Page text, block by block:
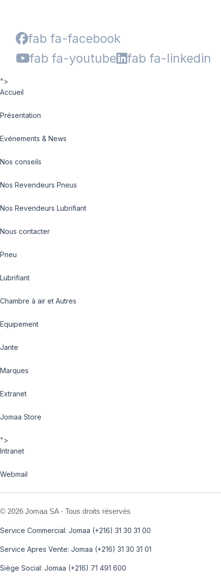
fab fa-facebook
fab fa-youtube
fab fa-linkedin
">
Accueil
Présentation
Evénements & News
Nos conseils
Nos Revendeurs Pneus
Nos Revendeurs Lubrifiant
Nous contacter
Pneu
Lubrifiant
Chambre à air et Autres
Equipement
Jante
Marques
Extranet
Jomaa Store
">
Intranet
Webmail
© 2026 Jomaa SA - Tous droits réservés
Service Commercial: Jomaa (+216) 31 30 31 00
Service Apres Vente: Jomaa (+216) 31 30 31 01
Siège Social: Jomaa (+216) 71 491 600